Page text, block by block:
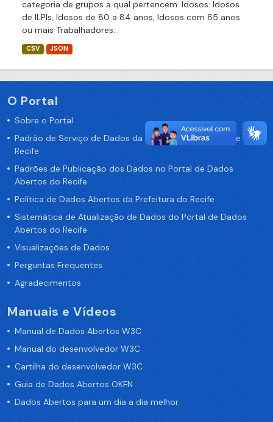
categoria de grupos a qual pertencem. Idosos: Idosos
de ILPIs, Idosos de 80 a 84 anos, Idosos com 85 anos
ou mais Trabalhadores...
CSV JSON
O Portal
Sobre o Portal
Padrão de Serviço de Dados da Prefeitura da Cidade de
Recife
Padrões de Publicação dos Dados no Portal de Dados
Abertos do Recife
Política de Dados Abertos da Prefeitura do Recife
Sistemática de Atualização de Dados do Portal de Dados
Abertos do Recife
Visualizações de Dados
Perguntas Frequentes
Agradecimentos
Manuais e Vídeos
Manual de Dados Abertos W3C
Manual do desenvolvedor W3C
Cartilha do desenvolvedor W3C
Guia de Dados Abertos OKFN
Dados Abertos para um dia a dia melhor